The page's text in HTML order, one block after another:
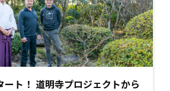
ート！ 道明寺プロジェクトから